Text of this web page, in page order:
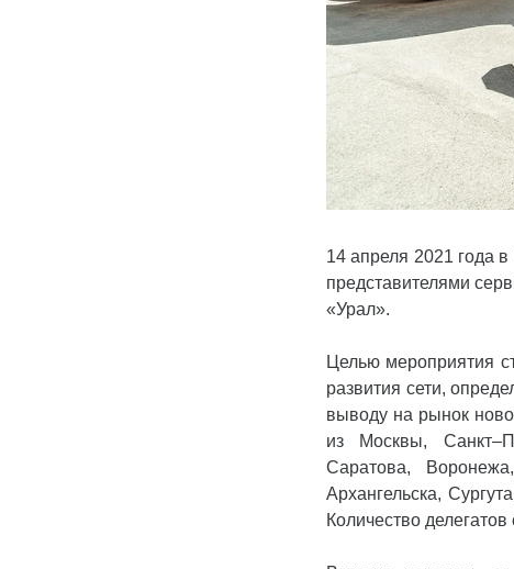
14 апреля 2021 года
представителями
«Урал».
Целью мероприятия
развития сети,
выводу на рынок
из Москвы,
Саратова,
Архангельска,
Количество